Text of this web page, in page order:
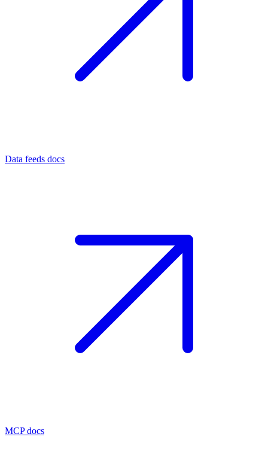
Data feeds docs
MCP docs